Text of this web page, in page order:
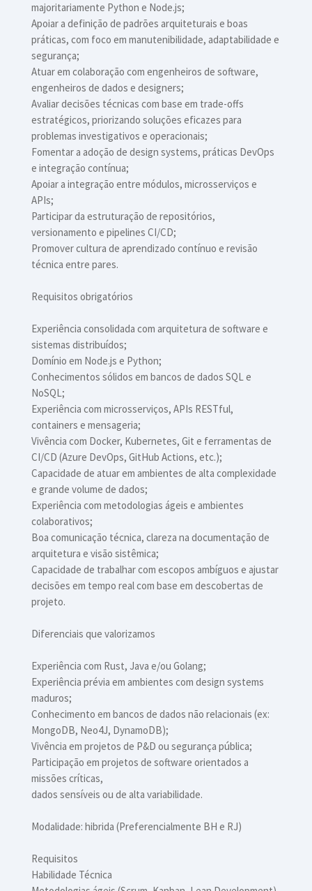
majoritariamente Python e Node.js;
Apoiar a definição de padrões arquiteturais e boas
práticas, com foco em manutenibilidade, adaptabilidade e
segurança;
Atuar em colaboração com engenheiros de software,
engenheiros de dados e designers;
Avaliar decisões técnicas com base em trade-offs
estratégicos, priorizando soluções eficazes para
problemas investigativos e operacionais;
Fomentar a adoção de design systems, práticas DevOps
e integração contínua;
Apoiar a integração entre módulos, microsserviços e
APIs;
Participar da estruturação de repositórios,
versionamento e pipelines CI/CD;
Promover cultura de aprendizado contínuo e revisão
técnica entre pares.
Requisitos obrigatórios
Experiência consolidada com arquitetura de software e
sistemas distribuídos;
Domínio em Node.js e Python;
Conhecimentos sólidos em bancos de dados SQL e
NoSQL;
Experiência com microsserviços, APIs RESTful,
containers e mensageria;
Vivência com Docker, Kubernetes, Git e ferramentas de
CI/CD (Azure DevOps, GitHub Actions, etc.);
Capacidade de atuar em ambientes de alta complexidade
e grande volume de dados;
Experiência com metodologias ágeis e ambientes
colaborativos;
Boa comunicação técnica, clareza na documentação de
arquitetura e visão sistêmica;
Capacidade de trabalhar com escopos ambíguos e ajustar
decisões em tempo real com base em descobertas de
projeto.
Diferenciais que valorizamos
Experiência com Rust, Java e/ou Golang;
Experiência prévia em ambientes com design systems
maduros;
Conhecimento em bancos de dados não relacionais (ex:
MongoDB, Neo4J, DynamoDB);
Vivência em projetos de P&D ou segurança pública;
Participação em projetos de software orientados a
missões críticas,
dados sensíveis ou de alta variabilidade.
Modalidade: hibrida (Preferencialmente BH e RJ)
Requisitos
Habilidade Técnica